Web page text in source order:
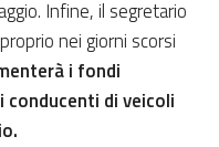
Infine, il segretario
nei giorni scorsi
i fondi
di veicoli